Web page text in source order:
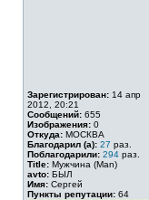
Зарегистрирован: 14 апр
2012, 20:21
Сообщений: 655
Изображения: 0
Откуда: МОСКВА
Благодарил (а): 27 раз.
Поблагодарили: 294 раз.
Title: Мужчина (Man)
avto: БЫЛ
Имя: Сергей
Пункты репутации: 64